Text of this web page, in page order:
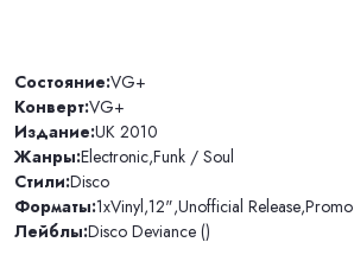
Состояние:VG+
Конверт:VG+
Издание:UK 2010
Жанры:Electronic,Funk / Soul
Стили:Disco
Форматы:1xVinyl,12",Unofficial Release,Promo
Лейблы:Disco Deviance ()